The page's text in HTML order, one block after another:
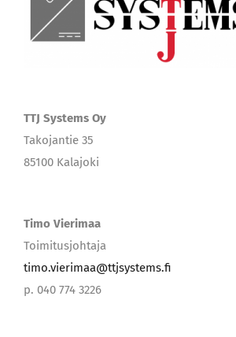
TTJ Systems Oy
Takojantie 35
85100 Kalajoki
Timo Vierimaa
Toimitusjohtaja
timo.vierimaa@ttjsystems.fi
p. 040 774 3226